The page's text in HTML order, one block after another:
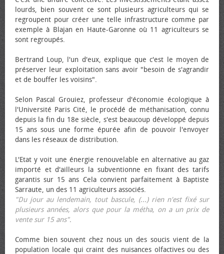
lourds, bien souvent ce sont plusieurs agriculteurs qui se
regroupent pour créer une telle infrastructure comme par
exemple à Blajan en Haute-Garonne où 11 agriculteurs se
sont regroupés.
Bertrand Loup, l'un d'eux, explique que c'est le moyen de
préserver leur exploitation sans avoir "besoin de s'agrandir
et de bouffer les voisins".
Selon Pascal Grouiez, professeur d'économie écologique à
l'Université Paris Cité, le procédé de méthanisation, connu
depuis la fin du 18e siècle, s'est beaucoup développé depuis
15 ans sous une forme épurée afin de pouvoir l'envoyer
dans les réseaux de distribution.
L'Etat y voit une énergie renouvelable en alternative au gaz
importé et d'ailleurs la subventionne en fixant des tarifs
garantis sur 15 ans Cela convient parfaitement à Baptiste
Sarraute, un des 11 agriculteurs associés.
"Du jour au lendemain, tout bascule, (...) rien n'est fixé sur
plusieurs années, alors que pour la métha, on a un prix de
vente sur 15 ans".
Comme bien souvent chez nous un des soucis vient de la
population locale qui craint des nuisances olfactives ou des